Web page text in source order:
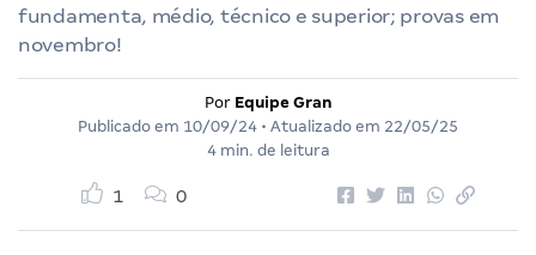
fundamenta, médio, técnico e superior; provas em
novembro!
Por Equipe Gran
Publicado em 10/09/24 • Atualizado em 22/05/25
4 min. de leitura
1 0